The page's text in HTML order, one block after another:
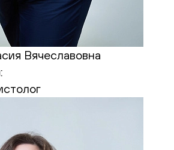
Вячеславовна